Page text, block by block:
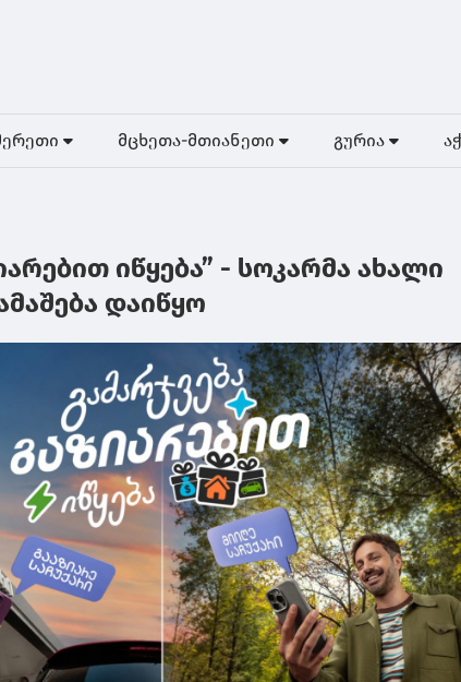
მცხეთა-მთიანეთი გურია
იწყება” - სოკარმა ახალი
დაიწყო